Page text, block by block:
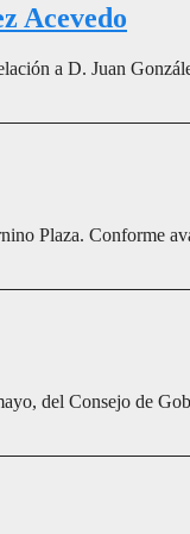
Acevedo
a D. Juan
Plaza. Conforme
del Consejo de